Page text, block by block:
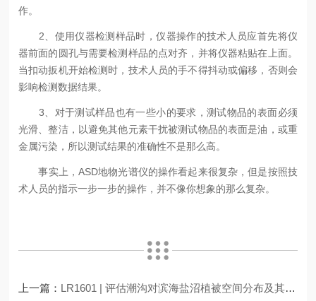
作。
2、使用仪器检测样品时，仪器操作的技术人员应首先将仪
器前面的圆孔与需要检测样品的点对齐，并将仪器粘贴在上面。
当扣动扳机开始检测时，技术人员的手不得抖动或偏移，否则会
影响检测数据结果。
3、对于测试样品也有一些小的要求，测试物品的表面必须
光滑、整洁，以避免其他元素干扰被测试物品的表面是油，或重
金属污染，所以测试结果的准确性不是那么高。
事实上，ASD地物光谱仪的操作看起来很复杂，但是按照技
术人员的指示一步一步的操作，并不像你想象的那么复杂。
上一篇： LR1601 | 评估潮沟对滨海盐沼植被空间分布及其地上生物量的影响